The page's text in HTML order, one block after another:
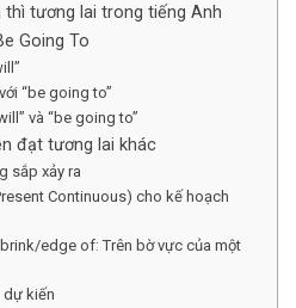
tương lai trong tiếng Anh
Going To
“be going to”
và “be going to”
đạt tương lai khác
sắp xảy ra
Continuous) cho kế hoạch
edge of: Trên bờ vực của một
dự kiến